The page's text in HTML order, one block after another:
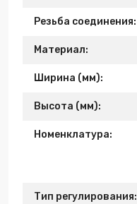
Резьба соединения:
Материал:
Ширина (мм):
Высота (мм):
Номенклатура:
Тип регулирования: